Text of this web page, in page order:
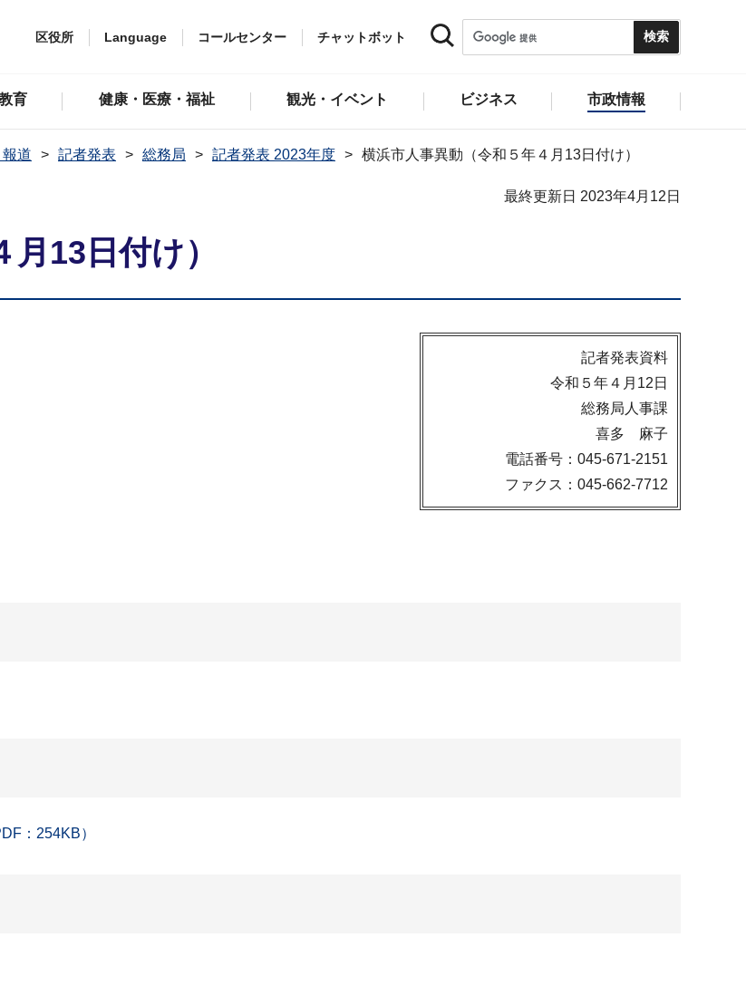
区役所 Language コールセンター チャットボット
育 健康・医療・福祉 観光・イベント ビジネス 市政情報
道 記者発表 総務局 記者発表 2023年度 横浜市人事異動（令和５年４月13日付け）
最終更新日 2023年4月12日
13日付け）
記者発表資料
令和５年４月12日
総務局人事課
喜多 麻子
電話番号：045-671-2151
ファクス：045-662-7712
：254KB）